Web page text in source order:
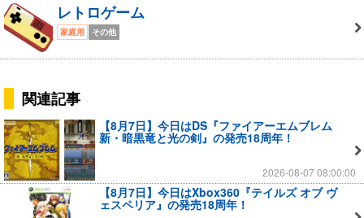
レトロゲーム
家庭用 その他
関連記事
【8月7日】今日はDS『ファイアーエムブレム
新・暗黒竜と光の剣』の発売18周年！
2026-08-07 08:00:00
【8月7日】今日はXbox360『テイルズ オブ ヴ
ェスペリア』の発売18周年！